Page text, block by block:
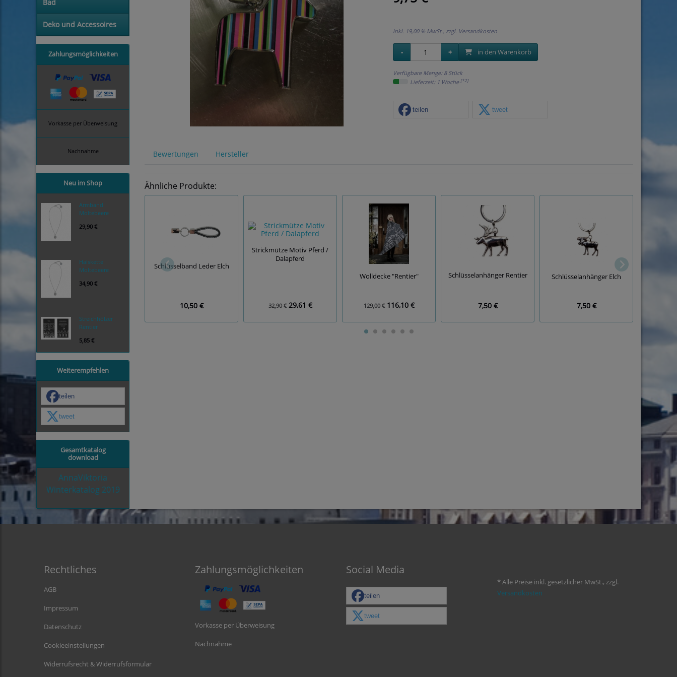
Bad
Deko und Accessoires
Zahlungsmöglichkeiten
Vorkasse per Überweisung
Nachnahme
Neu im Shop
Armband
Moltebeere
29,90 €
Halskette
Moltebeere
34,90 €
Streichhölzer
Rentier
5,85 €
Weiterempfehlen
teilen
tweet
Gesamtkatalog
download
AnnaViktoria
Winterkatalog 2019
inkl. 19,00 % MwSt., zzgl. Versandkosten
in den Warenkorb
Verfügbare Menge: 8 Stück
Lieferzeit: 1 Woche [*2]
teilen tweet
Bewertungen Hersteller
Ähnliche Produkte:
Schlüsselband Leder Elch
10,50 €
Strickmütze Motiv Pferd /
Dalapferd
32,90 €29,61 €
Wolldecke "Rentier"
129,00 €116,10 €
Schlüsselanhänger Rentier
7,50 €
Schlüsselanhänger Elch
7,50 €
Rechtliches
AGB
Impressum
Datenschutz
Cookieeinstellungen
Widerrufsrecht & Widerrufsformular
Zahlungsmöglichkeiten
Vorkasse per Überweisung
Nachnahme
Social Media
teilen
tweet
* Alle Preise inkl. gesetzlicher MwSt., zzgl.
Versandkosten